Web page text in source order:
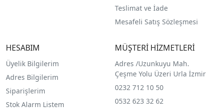
Teslimat ve İade
Mesafeli Satış Sözleşmesi
HESABIM
Üyelik Bilgilerim
Adres Bilgilerim
Siparişlerim
Stok Alarm Listem
MÜŞTERİ HİZMETLERİ
Adres /Uzunkuyu Mah.
Çeşme Yolu Üzeri Urla İzmir
0232 712 10 50
0532 623 32 62